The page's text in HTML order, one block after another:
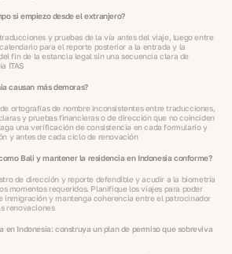
si empiezo desde el extranjero?
y pruebas de la vía antes del viaje, luego entre
para el reporte posterior a la entrada y la
fin de la estancia legal sin una secuencia clara de
ITAS
causan más demoras?
ortografías de nombre inconsistentes entre traducciones,
y pruebas financieras o de dirección que no coinciden
una verificación de consistencia en cada formulario y
y antes de cada ciclo de renovación
Bali y mantener la residencia en Indonesia conforme?
de dirección y reporte defendible y acudir a la biometría
momentos requeridos. Planifique los viajes para poder
inmigración y mantenga coherencia entre el patrocinador
renovaciones
en Indonesia: construya un plan de permiso que sobreviva